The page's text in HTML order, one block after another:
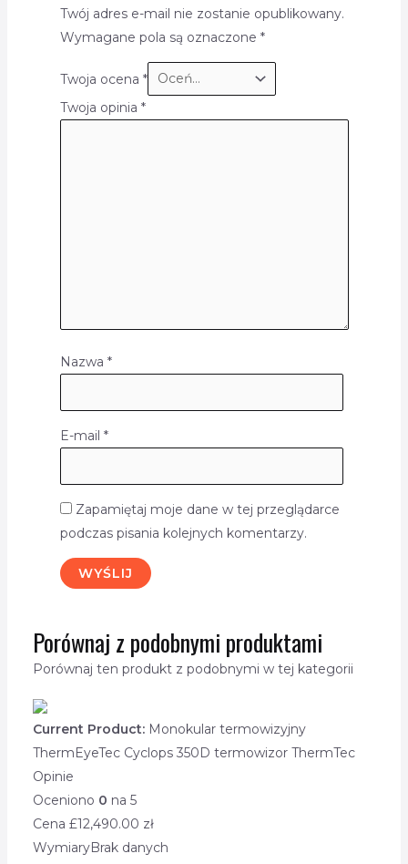
Twój adres e-mail nie zostanie opublikowany.
Wymagane pola są oznaczone *
Twoja ocena *
Twoja opinia *
Nazwa *
E-mail *
Zapamiętaj moje dane w tej przeglądarce
podczas pisania kolejnych komentarzy.
Porównaj z podobnymi produktami
Porównaj ten produkt z podobnymi w tej kategorii
Current Product: Monokular termowizyjny
ThermEyeTec Cyclops 350D termowizor ThermTec
Opinie
Oceniono 0 na 5
Cena £12,490.00 zł
WymiaryBrak danych